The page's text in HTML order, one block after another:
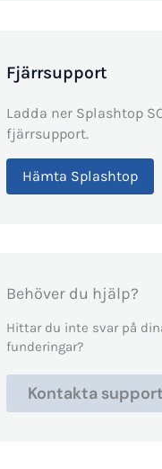
Fjärrsupport
Ladda ner Splashtop
fjärrsupport.
Hämta Splashtop
Behöver du hjälp?
Hittar du inte svar på
funderingar?
Kontakta